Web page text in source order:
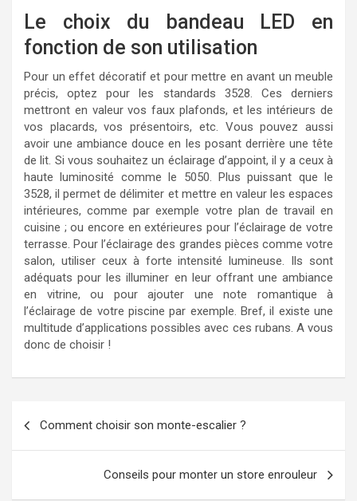
Le choix du bandeau LED en
fonction de son utilisation
Pour un effet décoratif et pour mettre en avant un meuble
précis, optez pour les standards 3528. Ces derniers
mettront en valeur vos faux plafonds, et les intérieurs de
vos placards, vos présentoirs, etc. Vous pouvez aussi
avoir une ambiance douce en les posant derrière une tête
de lit. Si vous souhaitez un éclairage d’appoint, il y a ceux à
haute luminosité comme le 5050. Plus puissant que le
3528, il permet de délimiter et mettre en valeur les espaces
intérieures, comme par exemple votre plan de travail en
cuisine ; ou encore en extérieures pour l’éclairage de votre
terrasse. Pour l’éclairage des grandes pièces comme votre
salon, utiliser ceux à forte intensité lumineuse. Ils sont
adéquats pour les illuminer en leur offrant une ambiance
en vitrine, ou pour ajouter une note romantique à
l’éclairage de votre piscine par exemple. Bref, il existe une
multitude d’applications possibles avec ces rubans. A vous
donc de choisir !
Comment choisir son monte-escalier ?
Conseils pour monter un store enrouleur